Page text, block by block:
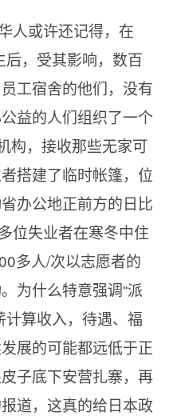
人或许还记得，在
，受其影响，数百
工宿舍的他们，没有
益的人们组织了一个
构，接收那些无家可
搭建了临时帐篷，位
办公地正前方的日比
位失业者在寒冬中住
多人/次以志愿者的
为什么特意强调“派
计算收入，待遇、福
展的可能都远低于正
子底下安营扎寨，再
道，这真的给日本政